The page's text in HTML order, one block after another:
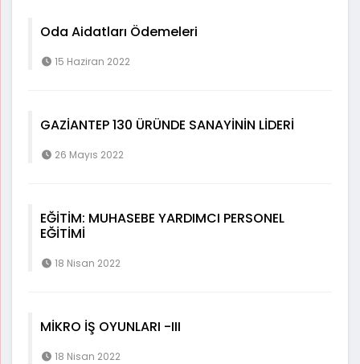
Oda Aidatları Ödemeleri
15 Haziran 2022
GAZİANTEP 130 ÜRÜNDE SANAYİNİN LİDERİ
26 Mayıs 2022
EĞİTİM: MUHASEBE YARDIMCI PERSONEL
EĞİTİMİ
18 Nisan 2022
MİKRO İŞ OYUNLARI -III
18 Nisan 2022